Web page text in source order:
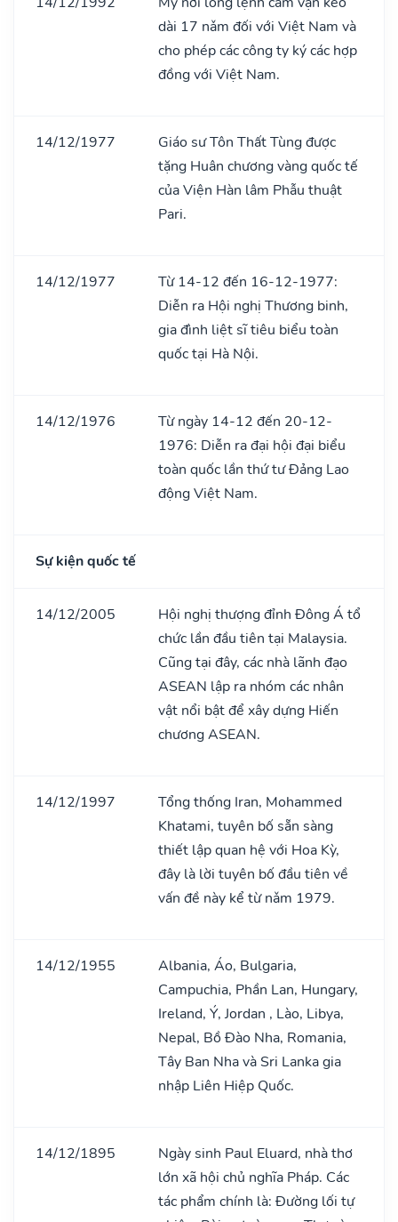
dài 17 nǎm đối với Việt Nam và
cho phép các công ty ký các hợp
đồng với Việt Nam.
14/12/1977
Giáo sư Tôn Thất Tùng được
tặng Huân chương vàng quốc tế
của Viện Hàn lâm Phẫu thuật
Pari.
14/12/1977
Từ 14-12 đến 16-12-1977:
Diễn ra Hội nghị Thương binh,
gia đình liệt sĩ tiêu biểu toàn
quốc tại Hà Nội.
14/12/1976
Từ ngày 14-12 đến 20-12-
1976: Diễn ra đại hội đại biểu
toàn quốc lần thứ tư Đảng Lao
động Việt Nam.
Sự kiện quốc tế
14/12/2005
Hội nghị thượng đỉnh Đông Á tổ
chức lần đầu tiên tại Malaysia.
Cũng tại đây, các nhà lãnh đạo
ASEAN lập ra nhóm các nhân
vật nổi bật để xây dựng Hiến
chương ASEAN.
14/12/1997
Tổng thống Iran, Mohammed
Khatami, tuyên bố sẵn sàng
thiết lập quan hệ với Hoa Kỳ,
đây là lời tuyên bố đầu tiên về
vấn đề này kể từ nǎm 1979.
14/12/1955
Albania, Áo, Bulgaria,
Campuchia, Phần Lan, Hungary,
Ireland, Ý, Jordan , Lào, Libya,
Nepal, Bồ Đào Nha, Romania,
Tây Ban Nha và Sri Lanka gia
nhập Liên Hiệp Quốc.
14/12/1895
Ngày sinh Paul Eluard, nhà thơ
lớn xã hội chủ nghĩa Pháp. Các
tác phẩm chính là: Đường lối tự